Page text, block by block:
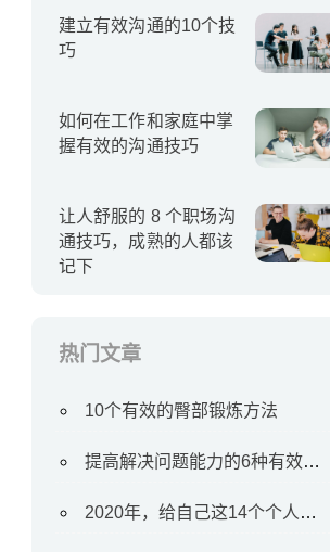
建立有效沟通的10个技
巧
如何在工作和家庭中掌
握有效的沟通技巧
让人舒服的 8 个职场沟
通技巧，成熟的人都该
记下
热门文章
10个有效的臀部锻炼方法
提高解决问题能力的6种有效方法
2020年，给自己这14个个人目标